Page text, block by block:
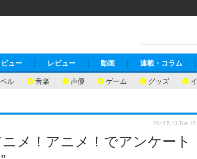
ベル 音楽 声優 ゲーム グッズ
ュー レビュー 動画 連載・コラム
メ！アニメ！でアンケート
2014.5.13 Tue